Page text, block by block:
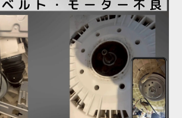
受ける那須塩原市のお客様が後を絶
る時期は、購入から数年が経過し、
汚れが溜まりきっているタイミング
では、修理訪問の機会を活かして、
解クリーニングを行うことを推奨し